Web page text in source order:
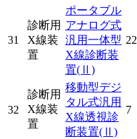
31
診断用
X線装
置
ポータブル
アナログ式
汎用一体型
X線診断装
置(Ⅱ)
22
32
診断用
X線装
置
移動型デジ
タル式汎用
X線透視診
断装置(Ⅱ)
7